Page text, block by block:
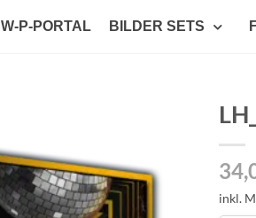
W-P-PORTAL BILDER SETS
Wunschliste
setzen
inkl.